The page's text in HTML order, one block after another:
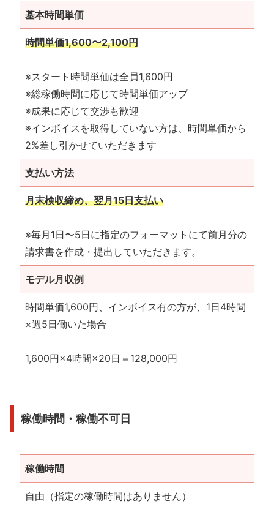
基本時間単価
時間単価1,600〜2,100円
※スタート時間単価は全員1,600円
※総稼働時間に応じて時間単価アップ
※成果に応じて交渉も歓迎
※インボイスを取得していない方は、時間単価から
2%差し引かせていただきます
支払い方法
月末検収締め、翌月15日支払い
※毎月1日〜5日に指定のフォーマットにて前月分の
請求書を作成・提出していただきます。
モデル月収例
時間単価1,600円、インボイス有の方が、1日4時間
×週5日働いた場合
1,600円×4時間×20日＝128,000円
稼働時間・稼働不可日
稼働時間
自由（指定の稼働時間はありません）